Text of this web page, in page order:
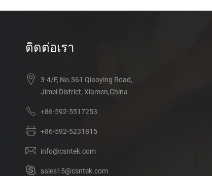
ติดต่อเรา
3-4/F, No.361 Qiaoying Road,
Jimei District, Xiamen,China
+86-592-5517253
+86-592-5231815
info@csntek.com
sales15@csntek.com